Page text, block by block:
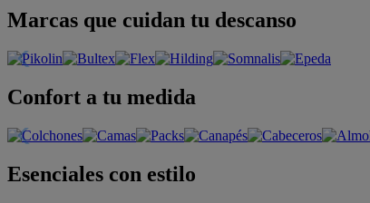
Marcas que cuidan tu descanso
Confort a tu medida
Esenciales con estilo